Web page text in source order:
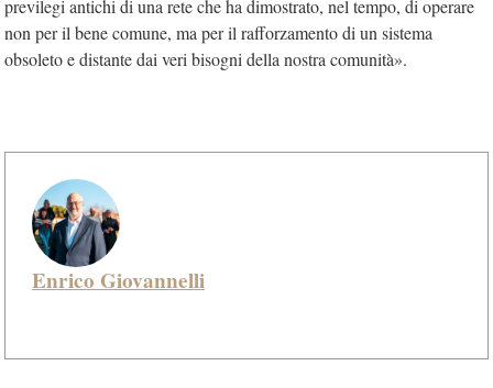
previlegi antichi di una rete che ha dimostrato, nel tempo, di operare
non per il bene comune, ma per il rafforzamento di un sistema
obsoleto e distante dai veri bisogni della nostra comunità».
Enrico Giovannelli